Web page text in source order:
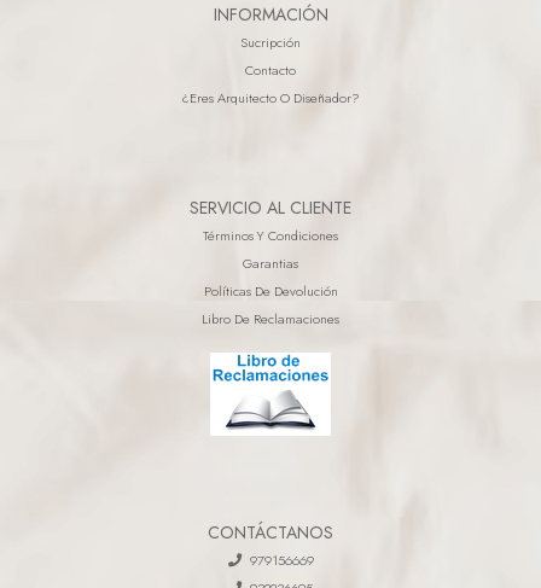
INFORMACIÓN
Sucripción
Contacto
¿eres Arquitecto O Diseñador?
SERVICIO AL CLIENTE
Términos Y Condiciones
Garantias
Políticas De Devolución
Libro De Reclamaciones
CONTÁCTANOS
979156669